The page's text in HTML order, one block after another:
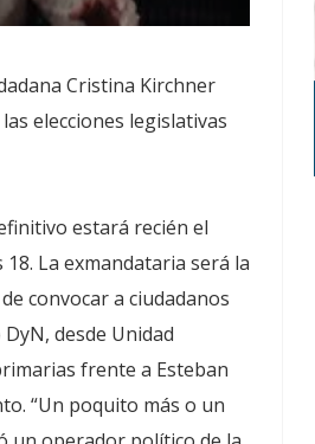
Cristina Kirchner
elecciones legislativas
estará recién el
La exmandataria será la
convocar a ciudadanos
desde Unidad
frente a Esteban
“Un poquito más o un